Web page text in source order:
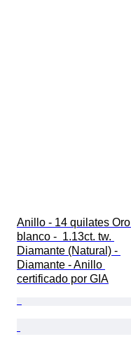
Anillo - 14 quilates Oro
blanco -  1.13ct. tw.
Diamante (Natural) -
Diamante - Anillo
certificado por GIA